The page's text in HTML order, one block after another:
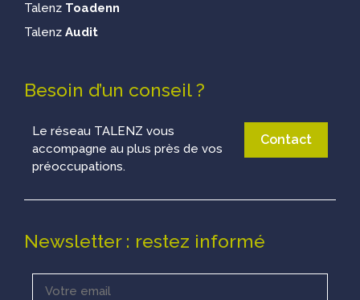
Talenz Toadenn
Talenz Audit
Besoin d’un conseil ?
Le réseau TALENZ vous
accompagne au plus près de vos
préoccupations.
Contact
Newsletter : restez informé